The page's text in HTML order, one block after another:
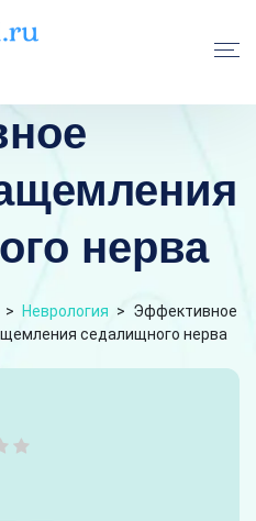
нерва
> Неврология > Эффективное
седалищного нерва